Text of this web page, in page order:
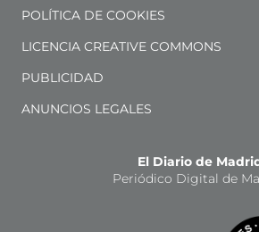
POLÍTICA DE COOKIES
LICENCIA CREATIVE COMMONS
PUBLICIDAD
ANUNCIOS LEGALES
El Diario de
Periódico Digital de